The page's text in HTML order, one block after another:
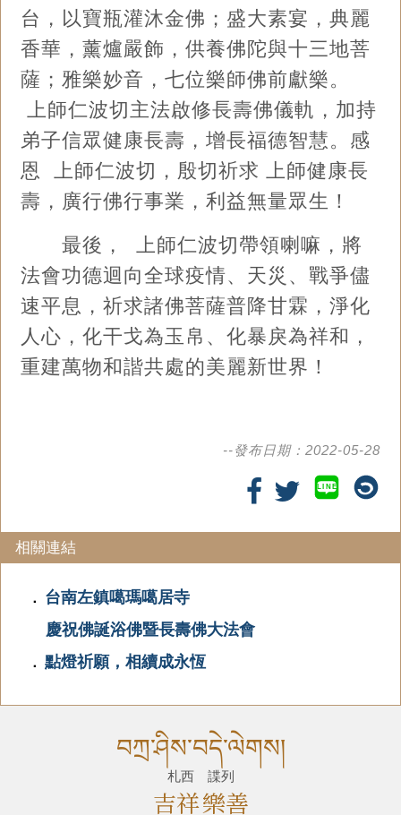
台，以寶瓶灌沐金佛；盛大素宴，典麗
香華，薰爐嚴飾，供養佛陀與十三地菩
薩；雅樂妙音，七位樂師佛前獻樂。
上師仁波切主法啟修長壽佛儀軌，加持
弟子信眾健康長壽，增長福德智慧。感
恩 上師仁波切，殷切祈求 上師健康長
壽，廣行佛行事業，利益無量眾生！
最後， 上師仁波切帶領喇嘛，將
法會功德迴向全球疫情、天災、戰爭儘
速平息，祈求諸佛菩薩普降甘霖，淨化
人心，化干戈為玉帛、化暴戾為祥和，
重建萬物和諧共處的美麗新世界！
--發布日期：2022-05-28
LINE
相關連結
． 台南左鎮噶瑪噶居寺
慶祝佛誕浴佛暨長壽佛大法會
． 點燈祈願，相續成永恆
བཀྲ་ཤིས་བདེ་ལེགས།
札西 諜列
吉祥樂善